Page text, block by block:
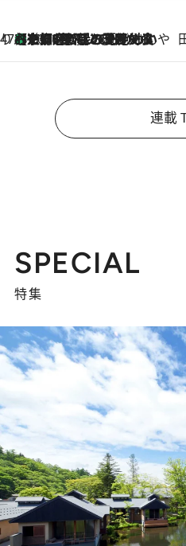
47都道府県の手みやげ ひんやりスイーツで夏を満喫
2026.8.7
【京都府】この夏絶対食べたい 冷やしておいしいおやつ3選 ひと口目から心を掴む新緑のテリーヌ
連載
SPECIAL
特集